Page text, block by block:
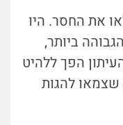
את החסר. היו
ביותר,
הפך ללהיט
שצמאו להגות